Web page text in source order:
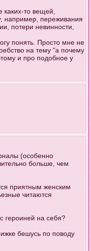
каких-то вещей,
например, переживания
потери невинности,
понять. Просто мне не
на тему "а почему
и про подобное у
(особенно
больше, чем
приятным женским
читаются
героиней на себя?
бешусь по поводу